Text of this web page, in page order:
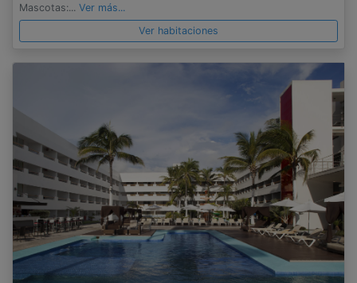
Mascotas:... Ver más...
Ver habitaciones